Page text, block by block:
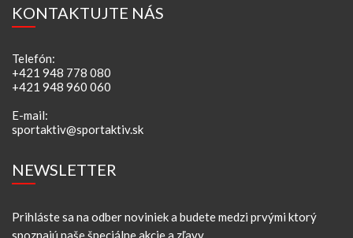
KONTAKTUJTE NÁS
Telefón:
+421 948 778 080
+421 948 960 060
E-mail:
sportaktiv@sportaktiv.sk
NEWSLETTER
Prihláste sa na odber noviniek a budete medzi prvými ktorý
spoznajú naše špeciálne akcie a zľavy.